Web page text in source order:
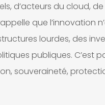
d’acteurs du cloud, de
que l’innovation
lourdes, des
publiques. C’est
souveraineté,